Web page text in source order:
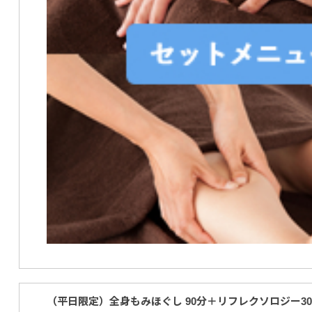
（平日限定）全身もみほぐし 90分＋リフレクソロジー